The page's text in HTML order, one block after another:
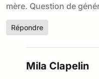
mère. Question de
Répondre
Mila Clapelin